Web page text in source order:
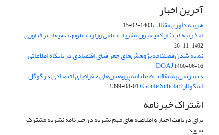
آخرین اخبار
هزینه داوری مقالات1403-02-15
اخذ رتبه (ب ) از کمیسیون نشریات علمی وزارت علوم، تحقیقات و فناوری
1402-11-26
نمایه شدن فصلنامه پژوهش‌های جغرافیای اقتصادی در پایگاه اطلاعاتی
DOAJ1400-06-16
دسترسی به مقالات فصلنامه پژوهش‌های جغرافیای اقتصادی در گوگل
اسکولار(Goole Scholar) 1399-08-01
اشتراک خبرنامه
برای دریافت اخبار و اطلاعیه های مهم نشریه در خبرنامه نشریه مشترک
شوید.